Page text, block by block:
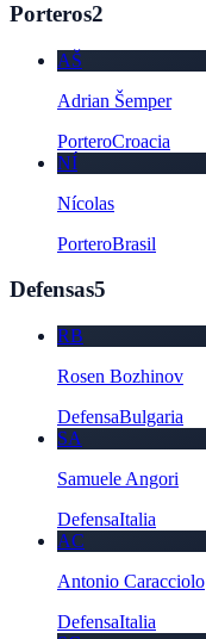
Porteros2
AŠ
Adrian Šemper
PorteroCroacia
NÍ
Nícolas
PorteroBrasil
Defensas5
RB
Rosen Bozhinov
DefensaBulgaria
SA
Samuele Angori
DefensaItalia
AC
Antonio Caracciolo
DefensaItalia